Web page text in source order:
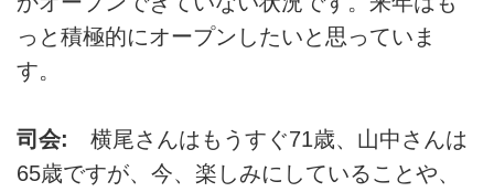
っと積極的にオープンしたいと思っていま
す。
司会: 横尾さんはもうすぐ71歳、山中さんは
65歳ですが、今、楽しみにしていることや、